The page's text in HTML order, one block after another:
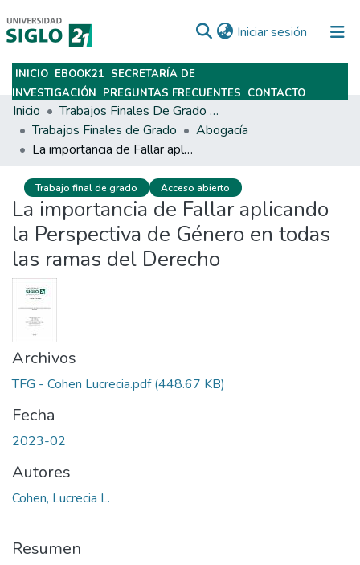
Iniciar sesión (current)
Subir
INICIO EBOOK21 SECRETARÍA DE
INVESTIGACIÓN PREGUNTAS FRECUENTES CONTACTO
Inicio
Trabajos Finales De Grado Y Posgrado
Trabajos Finales de Grado
Abogacía
La importancia de Fallar aplicando la Perspectiva de Género en todas las ramas del Derecho
Trabajo final de grado Acceso abierto
La importancia de Fallar aplicando
la Perspectiva de Género en todas
las ramas del Derecho
Archivos
TFG - Cohen Lucrecia.pdf(448.67 KB)
Fecha
2023-02
Autores
Cohen, Lucrecia L.
Resumen